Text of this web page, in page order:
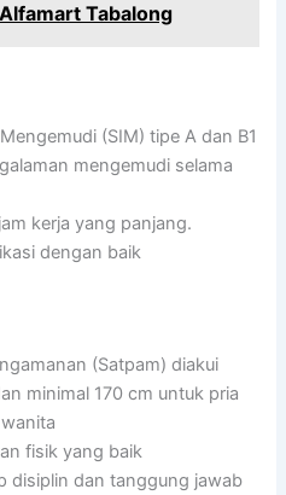
Tabalong
(SIM) tipe A dan B1
mengemudi selama
kerja yang panjang.
dengan baik
(Satpam) diakui
minimal 170 cm untuk pria
fisik yang baik
disiplin dan tanggung jawab